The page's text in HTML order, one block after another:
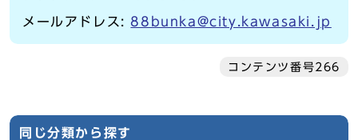
メールアドレス:88bunka@city.kawasaki.jp
コンテンツ番号266
同じ分類から探す